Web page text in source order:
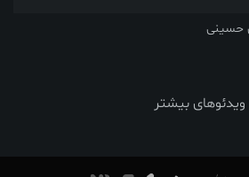
حسینی
ویدئوهای بیشتر